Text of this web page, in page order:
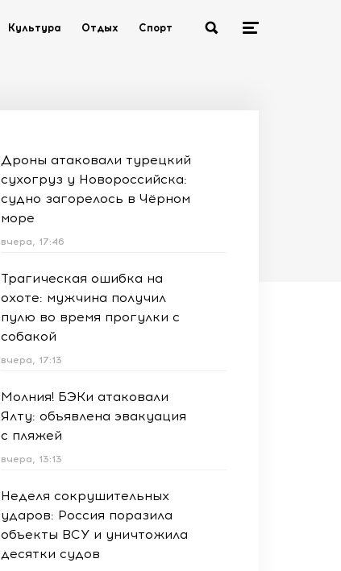
Культура Отдых Спорт
Дроны атаковали турецкий
сухогруз у Новороссийска:
судно загорелось в Чёрном
море
вчера, 17:46
Трагическая ошибка на
охоте: мужчина получил
пулю во время прогулки с
собакой
вчера, 17:13
Молния! БЭКи атаковали
Ялту: объявлена эвакуация
с пляжей
вчера, 13:13
Неделя сокрушительных
ударов: Россия поразила
объекты ВСУ и уничтожила
десятки судов